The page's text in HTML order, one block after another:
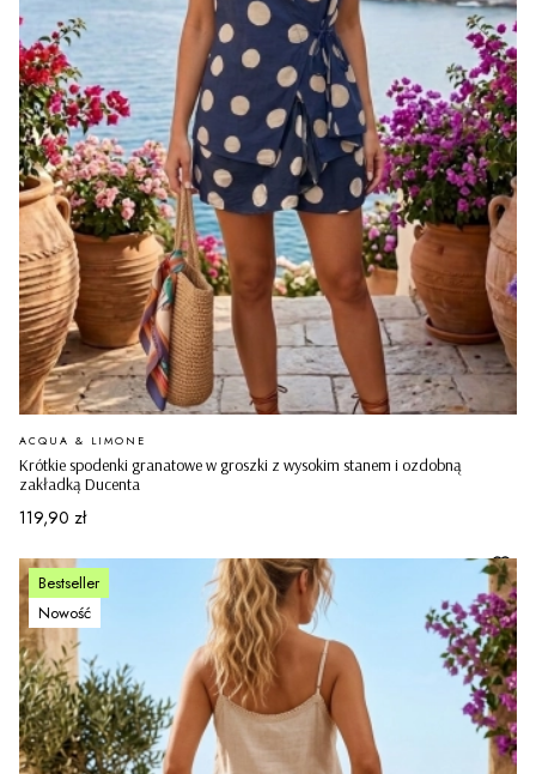
Krótkie spodenki granatowe w groszki z wysokim stanem i ozdobną
zakładką Ducenta
PRODUCENT
ACQUA & LIMONE
Cena
119,90 zł
Bestseller
Nowość